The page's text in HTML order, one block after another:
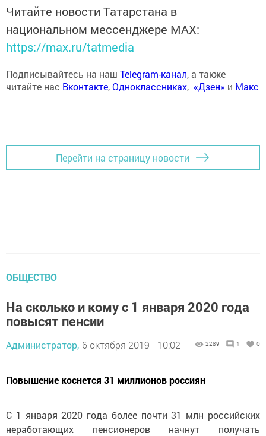
Читайте новости Татарстана в
национальном мессенджере MАХ:
https://max.ru/tatmedia
Подписывайтесь на наш Telegram-канал, а также
читайте нас Вконтакте,Одноклассниках, «Дзен» и Макс
Перейти на страницу новости
ОБЩЕСТВО
На сколько и кому с 1 января 2020 года
повысят пенсии
Администратор, 6 октября 2019 - 10:02 2289 1 0
Повышение коснется 31 миллионов россиян
С 1 января 2020 года более почти 31 млн российских
неработающих пенсионеров начнут получать